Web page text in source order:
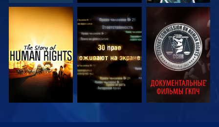
СМОТРЕТЬ СМОТРЕТЬ СМОТРЕТЬ